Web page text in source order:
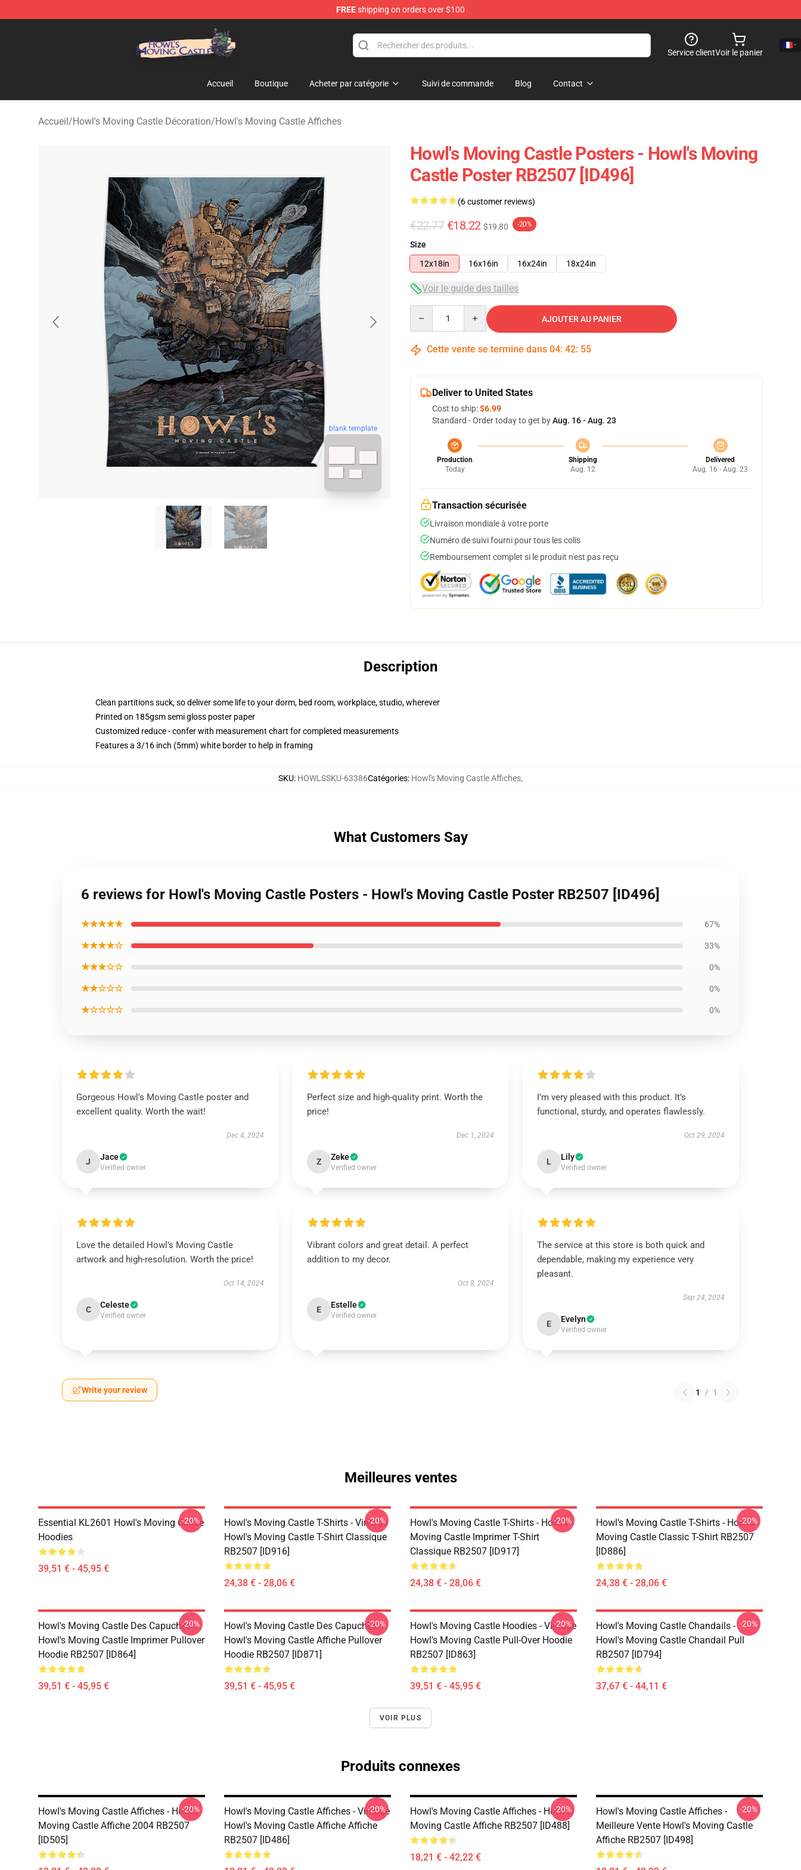
FREEshipping on orders over $100
Howl's Moving Castle Store - Official Howl's Moving Castle Merchandise Shop
Service clientVoir le panier
Accueil Boutique Acheter par catégorie Suivi de commande Blog Contact
Accueil/Howl's Moving Castle Décoration/Howl's Moving Castle Affiches
blank template
Howl's Moving Castle Posters - Howl's Moving
Castle Poster RB2507 [ID496]
(6 customer reviews)
€22.77 €18.22 $19.80 -20%
Size
12x18in
16x16in 16x24in 18x24in
Voir le guide des tailles
AJOUTER AU PANIER
Cette vente se termine dans 04: 42: 54
Deliver to United States
Cost to ship:$6.99
Standard - Order today to get byAug. 16 - Aug. 23
Production
Today
Shipping
Aug. 12
Delivered
Aug. 16 - Aug. 23
Transaction sécurisée
Livraison mondiale à votre porte
Numéro de suivi fourni pour tous les colis
Remboursement complet si le produit n'est pas reçu
Description
Clean partitions suck, so deliver some life to your dorm, bed room, workplace, studio, wherever
Printed on 185gsm semi gloss poster paper
Customized reduce - confer with measurement chart for completed measurements
Features a 3/16 inch (5mm) white border to help in framing
SKU: HOWLSSKU-63386Catégories: Howl's Moving Castle Affiches,
What Customers Say
6 reviews for Howl's Moving Castle Posters - Howl's Moving Castle Poster RB2507 [ID496]
★★★★★ 67%
★★★★☆ 33%
★★★☆☆ 0%
★★☆☆☆ 0%
★☆☆☆☆ 0%
Gorgeous Howl's Moving Castle poster and
excellent quality. Worth the wait!
Dec 4, 2024
J Jace
Verified owner
Perfect size and high-quality print. Worth the
price!
Dec 1, 2024
Z Zeke
Verified owner
I’m very pleased with this product. It’s
functional, sturdy, and operates flawlessly.
Oct 29, 2024
L Lily
Verified owner
Love the detailed Howl's Moving Castle
artwork and high-resolution. Worth the price!
Oct 14, 2024
C Celeste
Verified owner
Vibrant colors and great detail. A perfect
addition to my decor.
Oct 8, 2024
E Estelle
Verified owner
The service at this store is both quick and
dependable, making my experience very
pleasant.
Sep 24, 2024
E Evelyn
Verified owner
Write your review 1 / 1
Meilleures ventes
Essential KL2601 Howl's Moving Castle
Hoodies
39,51 € - 45,95 €
-20%
Howl's Moving Castle T-Shirts - Vintage
Howl's Moving Castle T-Shirt Classique
RB2507 [ID916]
24,38 € - 28,06 €
-20%
Howl's Moving Castle T-Shirts - Howl's
Moving Castle Imprimer T-Shirt
Classique RB2507 [ID917]
24,38 € - 28,06 €
-20%
Howl's Moving Castle T-Shirts - Howl's
Moving Castle Classic T-Shirt RB2507
[ID886]
24,38 € - 28,06 €
-20%
Howl's Moving Castle Des Capuches...
Howl's Moving Castle Imprimer Pullover
Hoodie RB2507 [ID864]
39,51 € - 45,95 €
-20%
Howl's Moving Castle Des Capuches...
Howl's Moving Castle Affiche Pullover
Hoodie RB2507 [ID871]
39,51 € - 45,95 €
-20%
Howl's Moving Castle Hoodies - Vintage
Howl's Moving Castle Pull-Over Hoodie
RB2507 [ID863]
39,51 € - 45,95 €
-20%
Howl's Moving Castle Chandails -
Howl's Moving Castle Chandail Pull
RB2507 [ID794]
37,67 € - 44,11 €
-20%
VOIR PLUS
Produits connexes
Howl's Moving Castle Affiches - Howl's
Moving Castle Affiche 2004 RB2507
[ID505]
-20%
Howl's Moving Castle Affiches - Vintage
Howl's Moving Castle Affiche Affiche
RB2507 [ID486]
-20%
Howl's Moving Castle Affiches - Howl's
Moving Castle Affiche RB2507 [ID488]
18,21 € - 42,22 €
-20%
Howl's Moving Castle Affiches -
Meilleure Vente Howl's Moving Castle
Affiche RB2507 [ID498]
-20%